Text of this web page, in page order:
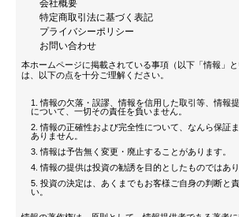
会社概要
特定商取引法に基づく表記
プライバシーポリシー
お問い合わせ
本ホームページに掲載されている事項（以下「情報」
は、以下の点を十分ご理解ください。
情報の欠落・誤謬、情報を信用した取引等、情報
について、一切その責任を負いません。
情報の正確性および完全性について、なんら保証
ありません。
情報は予告無く変更・廃止することがあります。
情報の提供は投資の勧誘を目的としたものではあり
投資の決定は、あくまでもお客様ご自身の判断と
い。